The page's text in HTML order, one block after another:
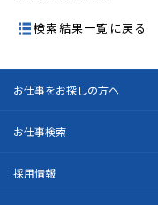
検索結果一覧に戻る
お仕事をお探しの方へ
お仕事検索
採用情報